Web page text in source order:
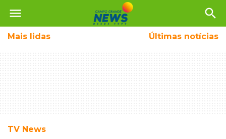
menu search
Mais lidas Últimas notícias
TV News